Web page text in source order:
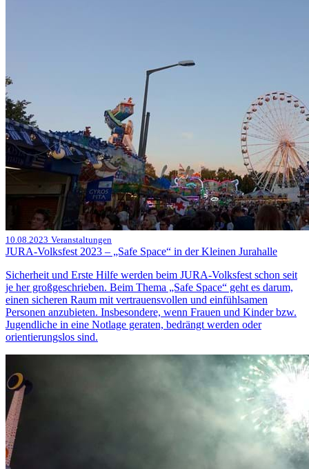
10.08.2023 Veranstaltungen
JURA-Volksfest 2023 – „Safe Space“ in der Kleinen Jurahalle
Sicherheit und Erste Hilfe werden beim JURA-Volksfest schon seit
je her großgeschrieben. Beim Thema „Safe Space“ geht es darum,
einen sicheren Raum mit vertrauensvollen und einfühlsamen
Personen anzubieten. Insbesondere, wenn Frauen und Kinder bzw.
Jugendliche in eine Notlage geraten, bedrängt werden oder
orientierungslos sind.